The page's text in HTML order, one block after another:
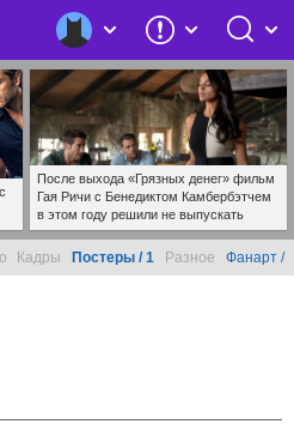
После выхода «Грязных денег» фильм
Гая Ричи с Бенедиктом Камбербэтчем
в этом году решили не выпускать
Кадры Постеры / 1 Разное Фанарт /